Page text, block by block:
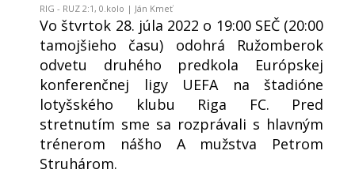
RIG - RUZ 2:1, 0.kolo | Ján Kmeť
Vo štvrtok 28. júla 2022 o 19:00 SEČ (20:00
tamojšieho času) odohrá Ružomberok
odvetu druhého predkola Európskej
konferenčnej ligy UEFA na štadióne
lotyšského klubu Riga FC. Pred
stretnutím sme sa rozprávali s hlavným
trénerom nášho A mužstva Petrom
Struhárom.